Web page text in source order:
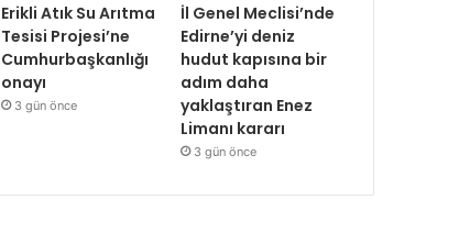
Erikli Atık Su Arıtma
Tesisi Projesi’ne
Cumhurbaşkanlığı
onayı
3 gün önce
İl Genel Meclisi’nde
Edirne’yi deniz
hudut kapısına bir
adım daha
yaklaştıran Enez
Limanı kararı
3 gün önce